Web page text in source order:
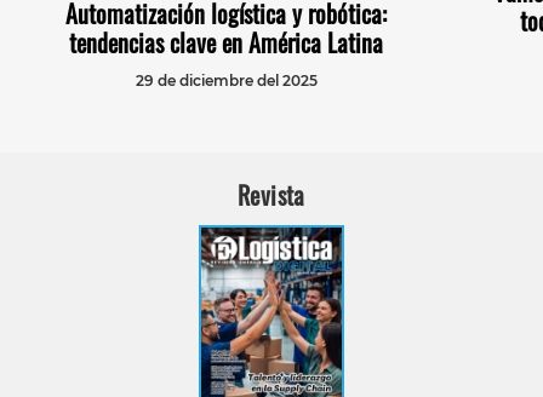
Automatización logística y robótica:
tendencias clave en América Latina
29 de diciembre del 2025
Revista